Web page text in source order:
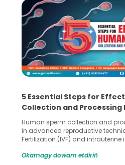
5 Essential Steps for
Collection and Processing
Human sperm collection and
in advanced reproductive
Fertilization (IVF) and intrauterine
challenges and help couples
Okamagy dowam etdiriň